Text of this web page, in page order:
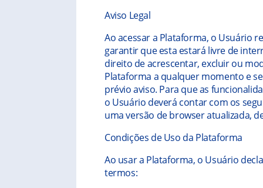
Aviso Legal
Ao acessar a Plataforma, o Usuário
garantir que esta estará livre de
direito de acrescentar, excluir ou
Plataforma a qualquer momento e
prévio aviso. Para que as
o Usuário deverá contar com os
uma versão de browser atualizada,
Condições de Uso da Plataforma
Ao usar a Plataforma, o Usuário
termos: